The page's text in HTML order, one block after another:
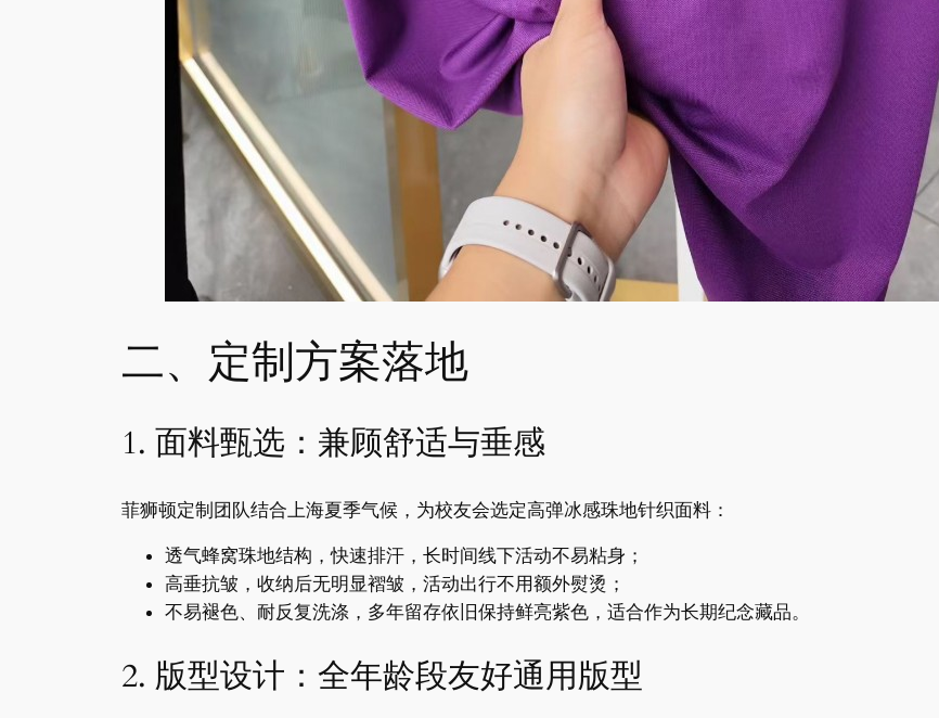
二、定制方案落地
1. 面料甄选：兼顾舒适与垂感
菲狮顿定制团队结合上海夏季气候，为校友会选定高弹冰感珠地针织面料：
透气蜂窝珠地结构，快速排汗，长时间线下活动不易粘身；
高垂抗皱，收纳后无明显褶皱，活动出行不用额外熨烫；
不易褪色、耐反复洗涤，多年留存依旧保持鲜亮紫色，适合作为长期纪念藏品。
2. 版型设计：全年龄段友好通用版型